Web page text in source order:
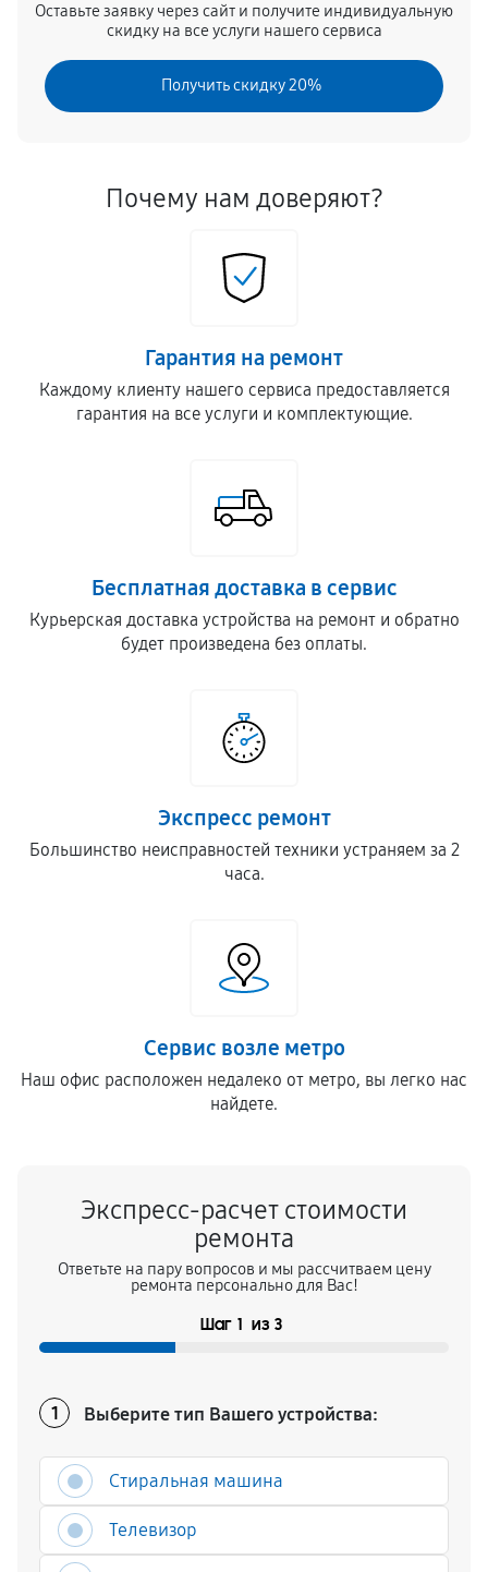
Оставьте заявку через сайт и получите индивидуальную
скидку на все услуги нашего сервиса
Получить скидку 20%
Почему нам доверяют?
Гарантия на ремонт
Каждому клиенту нашего сервиса предоставляется
гарантия на все услуги и комплектующие.
Бесплатная доставка в сервис
Курьерская доставка устройства на ремонт и обратно
будет произведена без оплаты.
Экспресс ремонт
Большинство неисправностей техники устраняем за 2
часа.
Сервис возле метро
Наш офис расположен недалеко от метро, вы легко нас
найдете.
Экспресс-расчет стоимости
ремонта
Ответьте на пару вопросов и мы рассчитваем цену
ремонта персонально для Вас!
Шаг 1 из 3
1 Выберите тип Вашего устройства:
Стиральная машина
Телевизор